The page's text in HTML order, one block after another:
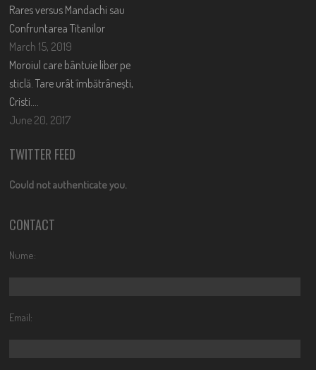
Rares versus Mandachi sau
Confruntarea Titanilor
March 15, 2019
Moroiul care bântuie liber pe
sticlă. Tare urât îmbătrânești,
Cristi….
June 20, 2017
TWITTER FEED
Could not authenticate you.
CONTACT
Nume:
Email: